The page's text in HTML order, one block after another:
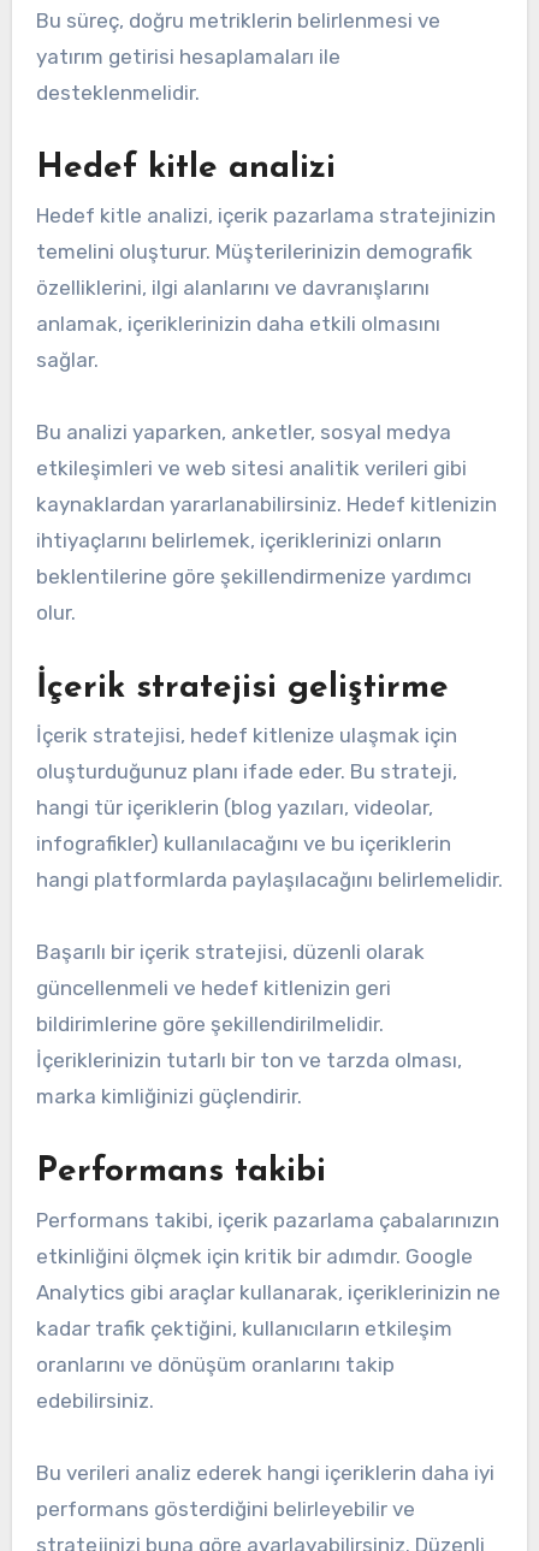
Bu süreç, doğru metriklerin belirlenmesi ve
yatırım getirisi hesaplamaları ile
desteklenmelidir.
Hedef kitle analizi
Hedef kitle analizi, içerik pazarlama stratejinizin
temelini oluşturur. Müşterilerinizin demografik
özelliklerini, ilgi alanlarını ve davranışlarını
anlamak, içeriklerinizin daha etkili olmasını
sağlar.
Bu analizi yaparken, anketler, sosyal medya
etkileşimleri ve web sitesi analitik verileri gibi
kaynaklardan yararlanabilirsiniz. Hedef kitlenizin
ihtiyaçlarını belirlemek, içeriklerinizi onların
beklentilerine göre şekillendirmenize yardımcı
olur.
İçerik stratejisi geliştirme
İçerik stratejisi, hedef kitlenize ulaşmak için
oluşturduğunuz planı ifade eder. Bu strateji,
hangi tür içeriklerin (blog yazıları, videolar,
infografikler) kullanılacağını ve bu içeriklerin
hangi platformlarda paylaşılacağını belirlemelidir.
Başarılı bir içerik stratejisi, düzenli olarak
güncellenmeli ve hedef kitlenizin geri
bildirimlerine göre şekillendirilmelidir.
İçeriklerinizin tutarlı bir ton ve tarzda olması,
marka kimliğinizi güçlendirir.
Performans takibi
Performans takibi, içerik pazarlama çabalarınızın
etkinliğini ölçmek için kritik bir adımdır. Google
Analytics gibi araçlar kullanarak, içeriklerinizin ne
kadar trafik çektiğini, kullanıcıların etkileşim
oranlarını ve dönüşüm oranlarını takip
edebilirsiniz.
Bu verileri analiz ederek hangi içeriklerin daha iyi
performans gösterdiğini belirleyebilir ve
stratejinizi buna göre ayarlayabilirsiniz. Düzenli